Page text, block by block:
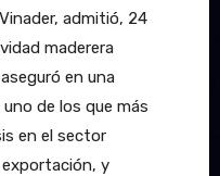
admitió, 24
maderera
en una
de los que más
en el sector
y